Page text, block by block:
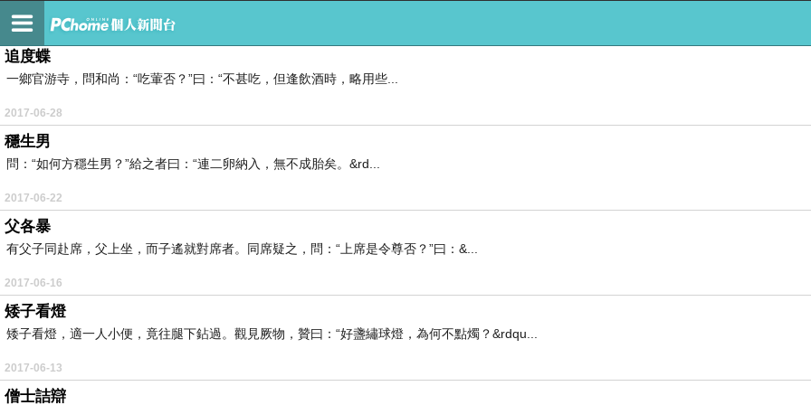
免費小遊戲
追度蝶
一鄉官游寺，問和尚：“吃葷否？”曰：“不甚吃，但逢飲酒時，略用些...
2017-06-28
穩生男
問：“如何方穩生男？”給之者曰：“連二卵納入，無不成胎矣。&rd...
2017-06-22
父各暴
有父子同赴席，父上坐，而子遙就對席者。同席疑之，問：“上席是令尊否？”曰：&...
2017-06-16
矮子看燈
矮子看燈，適一人小便，竟往腿下鉆過。觀見厥物，贊曰：“好盞繡球燈，為何不點燭？&rdqu...
2017-06-13
僧士詰辯